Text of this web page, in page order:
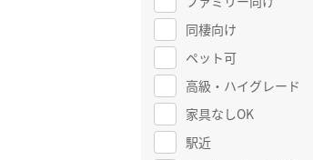
同棲向け
ペット可
高級・ハイグレード
家具なしOK
駅近